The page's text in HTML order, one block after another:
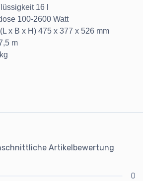
16 l
100-2600 Watt
x B x H) 475 x 377 x 526 mm
m
Artikelbewertung
0